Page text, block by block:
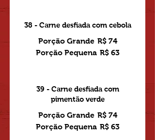
38 - Carne desfiada com cebola
Porção Grande R$ 74
Porção Pequena R$ 63
39 - Carne desfiada com
pimentão verde
Porção Grande R$ 74
Porção Pequena R$ 63